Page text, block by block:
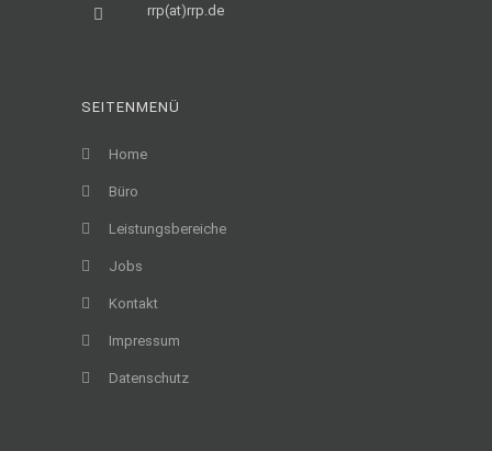
rrp(at)rrp.de
SEITENMENÜ
Home
Büro
Leistungsbereiche
Jobs
Kontakt
Impressum
Datenschutz